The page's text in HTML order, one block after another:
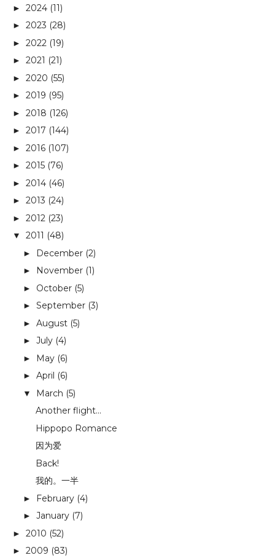
► 2024 (11)
► 2023 (28)
► 2022 (19)
► 2021 (21)
► 2020 (55)
► 2019 (95)
► 2018 (126)
► 2017 (144)
► 2016 (107)
► 2015 (76)
► 2014 (46)
► 2013 (24)
► 2012 (23)
▼ 2011 (48)
► December (2)
► November (1)
► October (5)
► September (3)
► August (5)
► July (4)
► May (6)
► April (6)
▼ March (5)
Another flight...
Hippopo Romance
因为爱
Back!
我的。一半
► February (4)
► January (7)
► 2010 (52)
► 2009 (83)